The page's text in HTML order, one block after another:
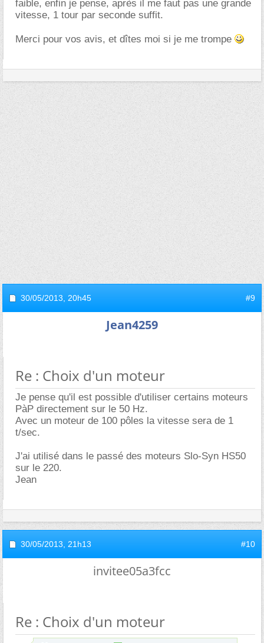
faible, enfin je pense, après il me faut pas une grande
vitesse, 1 tour par seconde suffit.
Merci pour vos avis, et dîtes moi si je me trompe
30/05/2013, 20h45 #9
Jean4259
Re : Choix d'un moteur
Je pense qu'il est possible d'utiliser certains moteurs
PàP directement sur le 50 Hz.
Avec un moteur de 100 pôles la vitesse sera de 1
t/sec.
J'ai utilisé dans le passé des moteurs Slo-Syn HS50
sur le 220.
Jean
30/05/2013, 21h13 #10
invitee05a3fcc
Re : Choix d'un moteur